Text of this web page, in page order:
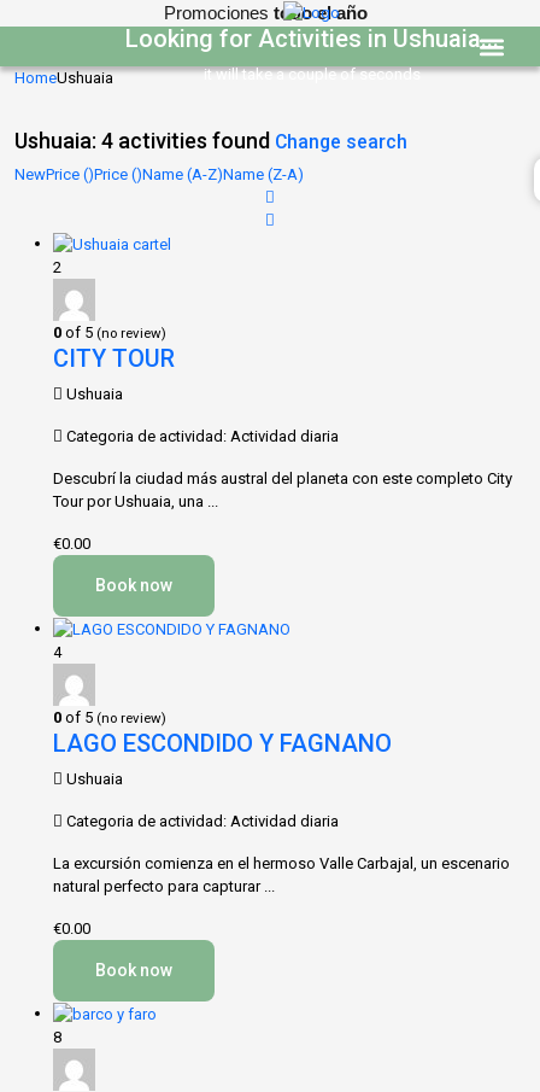
Promociones todo el año
Looking for Activities in Ushuaia...
it will take a couple of seconds
HomeUshuaia
Ushuaia: 4 activities found Change search
NewPrice ()Price ()Name (A-Z)Name (Z-A)
2
0 of 5 (no review)
CITY TOUR
Ushuaia
Categoria de actividad: Actividad diaria
Descubrí la ciudad más austral del planeta con este completo City
Tour por Ushuaia, una ...
€0.00
Book now
4
0 of 5 (no review)
LAGO ESCONDIDO Y FAGNANO
Ushuaia
Categoria de actividad: Actividad diaria
La excursión comienza en el hermoso Valle Carbajal, un escenario
natural perfecto para capturar ...
€0.00
Book now
8